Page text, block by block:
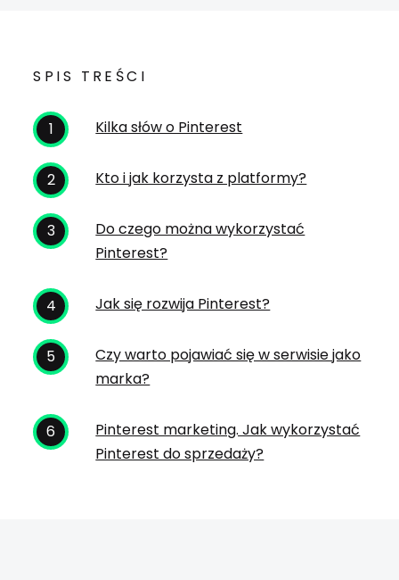
SPIS TREŚCI
Kilka słów o Pinterest
Kto i jak korzysta z platformy?
Do czego można wykorzystać
Pinterest?
Jak się rozwija Pinterest?
Czy warto pojawiać się w serwisie jako
marka?
Pinterest marketing. Jak wykorzystać
Pinterest do sprzedaży?